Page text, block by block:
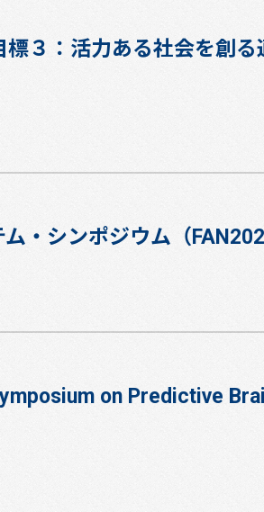
標３：活力ある社会を創
・シンポジウム（
on Predictive